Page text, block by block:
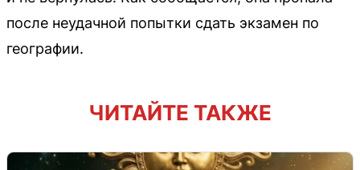
после неудачной попытки сдать экзамен по
географии.
ЧИТАЙТЕ ТАКЖЕ